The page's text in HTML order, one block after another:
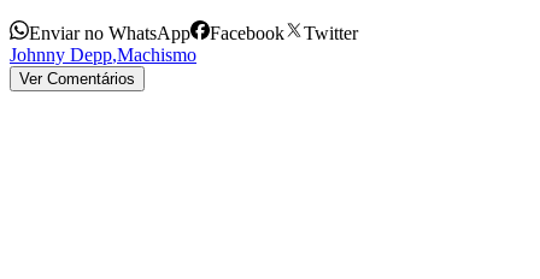
Enviar no WhatsApp Facebook
Twitter
Johnny Depp,Machismo
Ver Comentários